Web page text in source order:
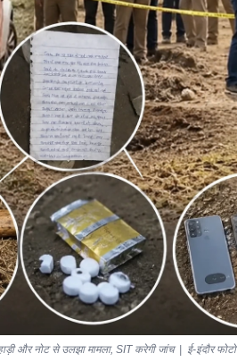
और नोट से उलझा मामला, SIT करेगी जांच | ई-इंदौर फोटो